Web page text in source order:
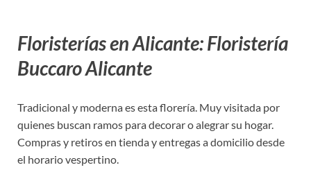
Floristerías en Alicante: Floristería
Buccaro Alicante
Tradicional y moderna es esta florería. Muy visitada por
quienes buscan ramos para decorar o alegrar su hogar.
Compras y retiros en tienda y entregas a domicilio desde
el horario vespertino.